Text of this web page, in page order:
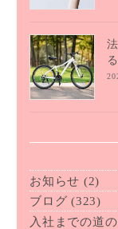
お知らせ (2)
ブログ (323)
入社までの道の